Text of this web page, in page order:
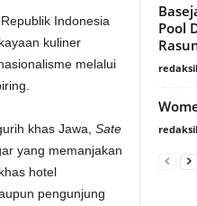
Indonesia
kuliner
melalui
khas Jawa, Sate
yang memanjakan
hotel
pengunjung
Pool